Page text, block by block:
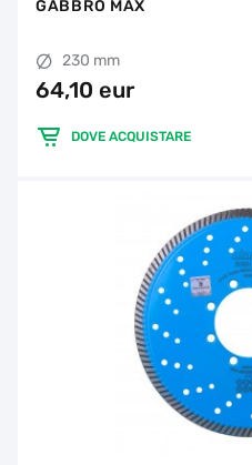
GABBRO MAX
230 mm
64,10 eur
DOVE ACQUISTARE